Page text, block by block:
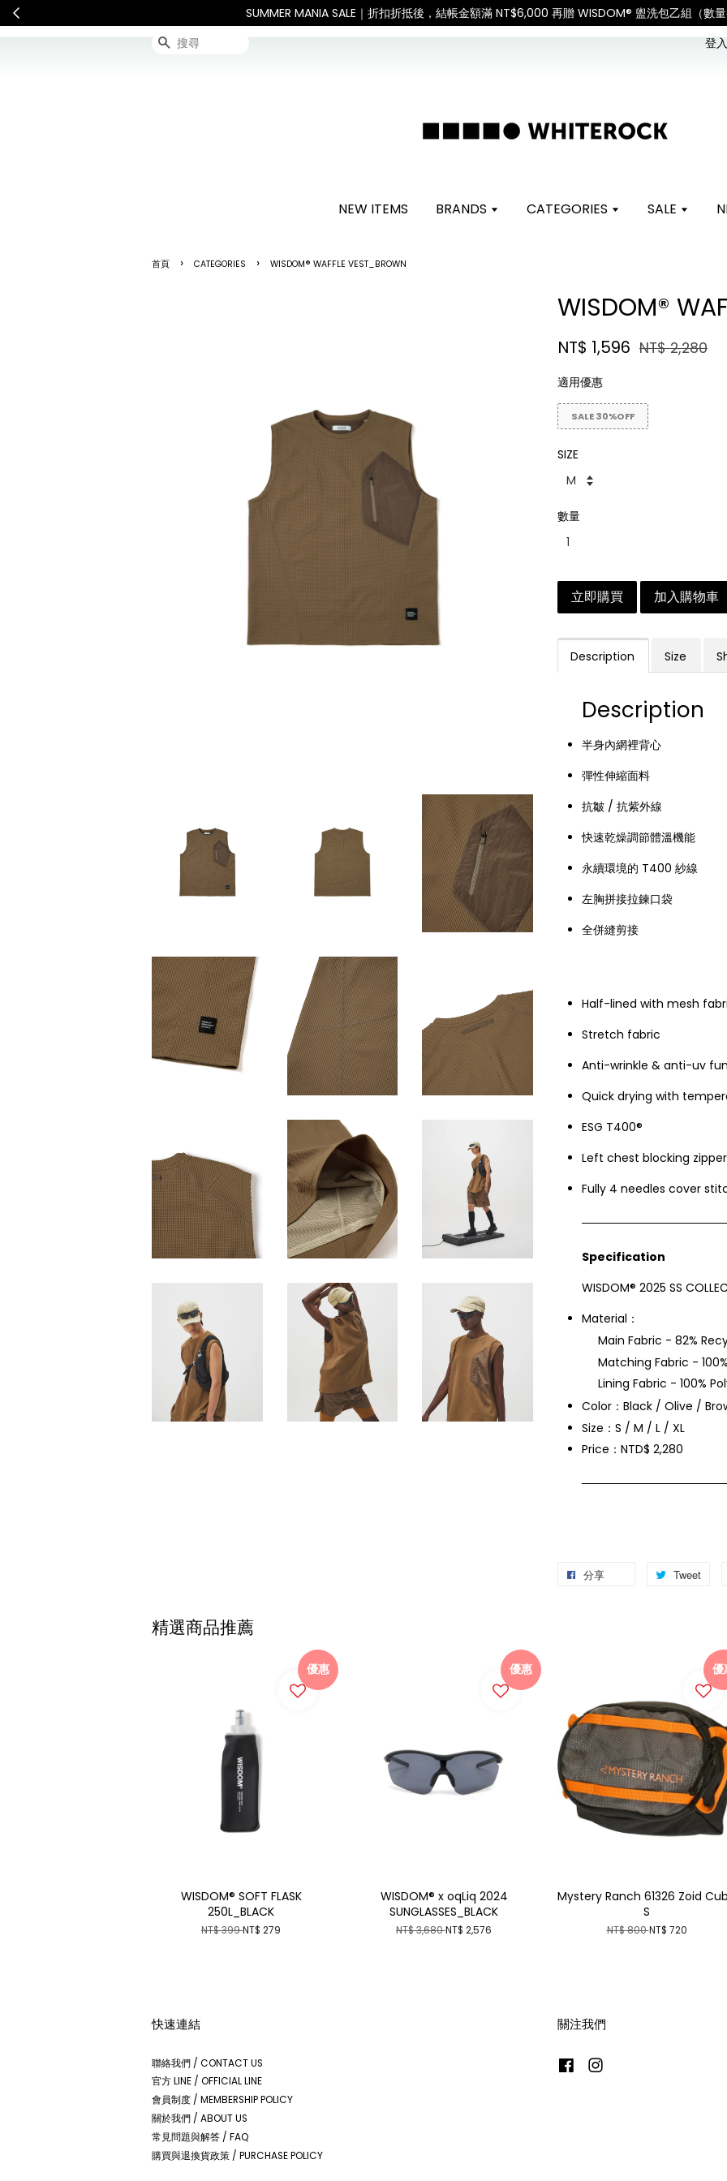
連假期間宅配服務將暫停配送。 如遇假日、天災或其他不可抗力因素，出貨安排可能調整，敬請見諒 查
搜尋 登
NEW ITEMS BRANDS CATEGORIES SALE
首頁 › CATEGORIES › WISDOM® WAFFLE VEST_BROWN
WISDOM®
NT$ 1,596 NT$ 2,280
適用優惠
SALE 30%OFF
SIZE
數量
立即購買 加入購物車
Description Size
Description
半身內網裡背心
彈性伸縮面料
抗皺 / 抗紫外線
快速乾燥調節體溫機能
永續環境的 T400 紗線
左胸拼接拉鍊口袋
全併縫剪接
Half-lined with mesh
Stretch fabric
Anti-wrinkle & anti-uv
Quick drying with
ESG T400®
Left chest blocking
Fully 4 needles cover
Specification
WISDOM® 2025 SS
Material：
Main Fabric - 82%
Matching Fabric -
Lining Fabric - 100%
Color：Black / Olive /
Size：S / M / L / XL
Price：NTD$ 2,280
分享 Tweet
精選商品推薦
優惠
WISDOM® SOFT FLASK
250L_BLACK
NT$ 399NT$ 279
優惠
WISDOM® x oqLiq 2024
SUNGLASSES_BLACK
NT$ 3,680NT$ 2,576
優
Mystery Ranch 61326 Zoid
S
NT$ 800NT$ 720
快速連結
聯絡我們 / CONTACT US
官方 LINE / OFFICIAL LINE
會員制度 / MEMBERSHIP POLICY
關於我們 / ABOUT US
常見問題與解答 / FAQ
購買與退換貨政策 / PURCHASE POLICY
關注我們
Facebook